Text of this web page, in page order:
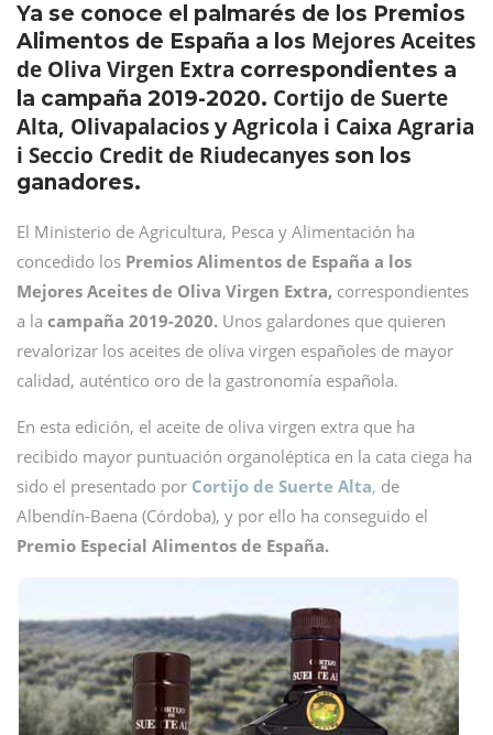
Ya se conoce el palmarés de los Premios
Alimentos de España a los Mejores Aceites
de Oliva Virgen Extra correspondientes a
la campaña 2019-2020. Cortijo de Suerte
Alta, Olivapalacios yAgricola i Caixa Agraria
i Seccio Credit de Riudecanyes son los
ganadores.
El Ministerio de Agricultura, Pesca y Alimentación ha
concedido los Premios Alimentos de España a los
Mejores Aceites de Oliva Virgen Extra, correspondientes
a la campaña 2019-2020. Unos galardones que quieren
revalorizar los aceites de oliva virgen españoles de mayor
calidad, auténtico oro de la gastronomía española.
En esta edición, el aceite de oliva virgen extra que ha
recibido mayor puntuación organoléptica en la cata ciega ha
sido el presentado por Cortijo de Suerte Alta, de
Albendín-Baena (Córdoba), y por ello ha conseguido el
Premio Especial Alimentos de España.